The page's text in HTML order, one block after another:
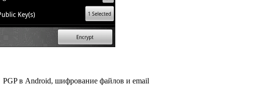
PGP в Android, шифрование файлов и email